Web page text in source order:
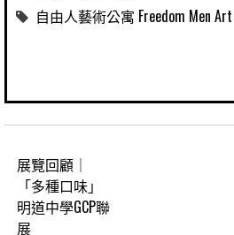
自由人藝術公寓 Freedom Men
展覽回顧｜
「多種口味」
明道中學GCP聯
展